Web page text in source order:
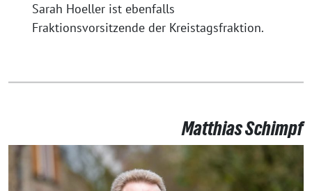
Sarah Hoeller ist ebenfalls
Fraktionsvorsitzende der Kreistagsfraktion.
Matthias Schimpf